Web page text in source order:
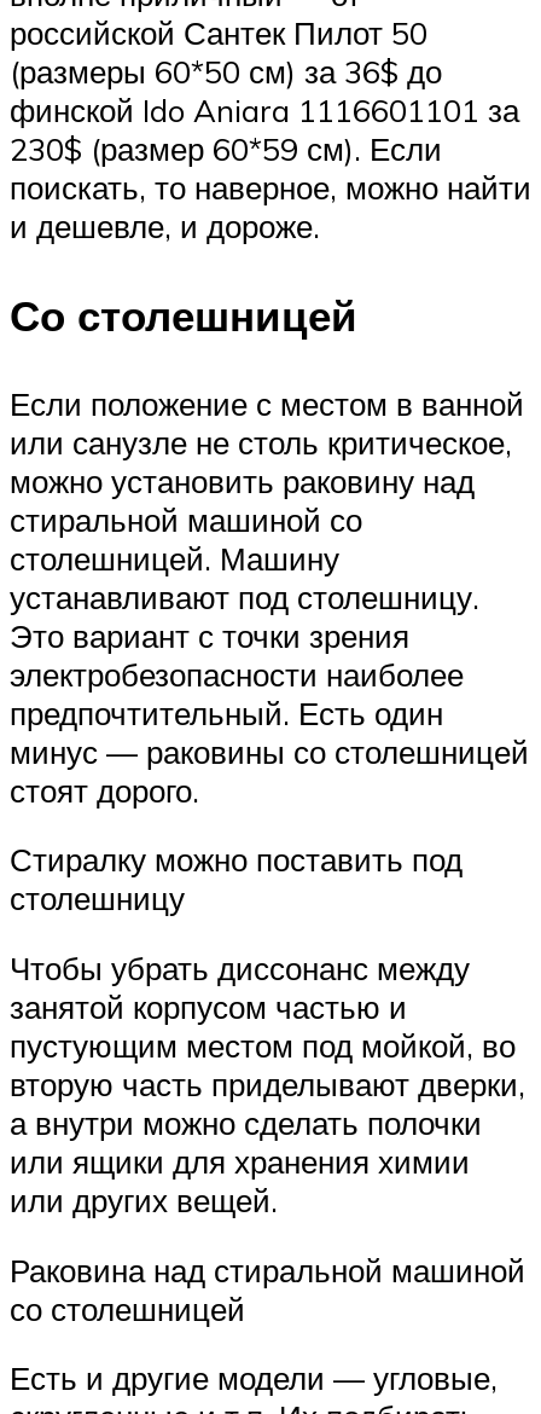
российской Сантек Пилот 50
(размеры 60*50 см) за 36$ до
финской Ido Aniara 1116601101 за
230$ (размер 60*59 см). Если
поискать, то наверное, можно найти
и дешевле, и дороже.
Со столешницей
Если положение с местом в ванной
или санузле не столь критическое,
можно установить раковину над
стиральной машиной со
столешницей. Машину
устанавливают под столешницу.
Это вариант с точки зрения
электробезопасности наиболее
предпочтительный. Есть один
минус — раковины со столешницей
стоят дорого.
Стиралку можно поставить под
столешницу
Чтобы убрать диссонанс между
занятой корпусом частью и
пустующим местом под мойкой, во
вторую часть приделывают дверки,
а внутри можно сделать полочки
или ящики для хранения химии
или других вещей.
Раковина над стиральной машиной
со столешницей
Есть и другие модели — угловые,